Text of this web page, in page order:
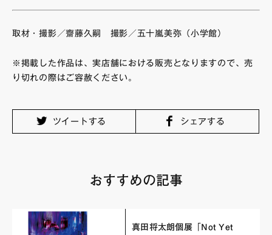
取材・撮影／齋藤久嗣 撮影／五十嵐美弥（小学館）
※掲載した作品は、実店舗における販売となりますので、売
り切れの際はご容赦ください。
ツイートする シェアする
おすすめの記事
真田将太朗個展「Not Yet